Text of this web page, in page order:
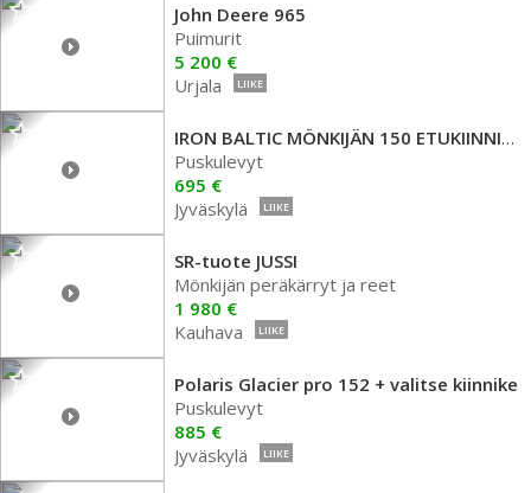
John Deere 965
Puimurit
5 200 €
Urjala
LIIKE
IRON BALTIC MÖNKIJÄN 150 ETUKIINNIT. AURASARJA KAIKKI MALLIT
Puskulevyt
695 €
Jyväskylä
LIIKE
SR-tuote JUSSI
Mönkijän peräkärryt ja reet
1 980 €
Kauhava
LIIKE
Polaris Glacier pro 152 + valitse kiinnike
Puskulevyt
885 €
Jyväskylä
LIIKE